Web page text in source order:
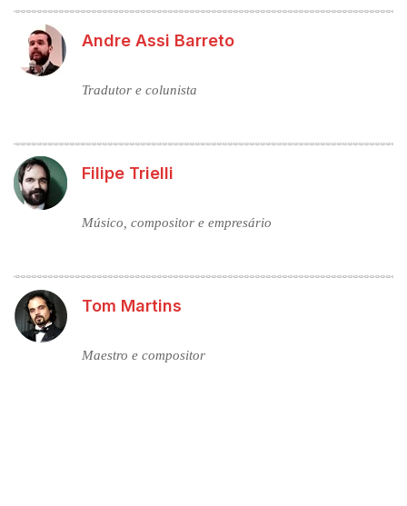
Andre Assi Barreto
Tradutor e colunista
Filipe Trielli
Músico, compositor e empresário
Tom Martins
Maestro e compositor